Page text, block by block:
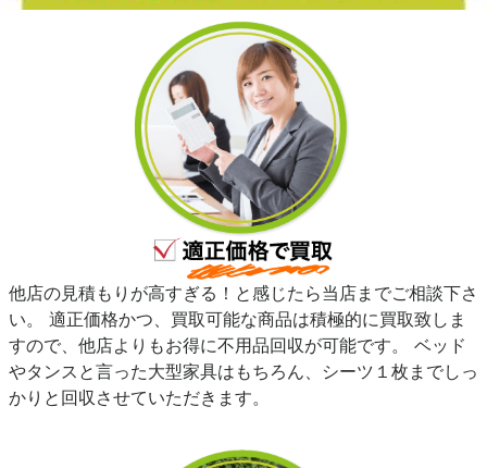
他店の見積もりが高すぎる！と感じたら当店までご相談下さ
い。 適正価格かつ、買取可能な商品は積極的に買取致しま
すので、他店よりもお得に不用品回収が可能です。 ベッド
やタンスと言った大型家具はもちろん、シーツ１枚までしっ
かりと回収させていただきます。